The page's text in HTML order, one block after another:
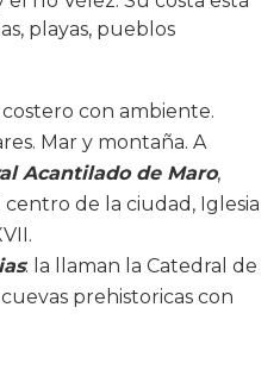
playas, pueblos
con ambiente.
Mar y montaña. A
Acantilado de Maro,
de la ciudad, Iglesia
: la llaman la Catedral de
prehistoricas con